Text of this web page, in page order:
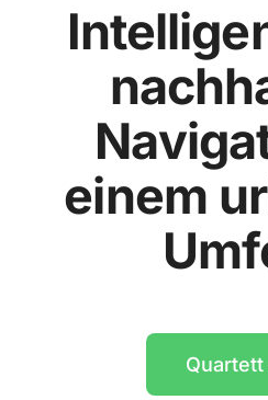
einem
Quartett